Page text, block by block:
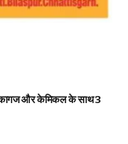
कागज और केमिकल के साथ 3